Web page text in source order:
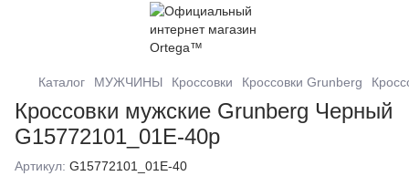
Каталог МУЖЧИНЫ Кроссовки Кроссовки Grunberg
Кроссовки мужские Grunberg Черный
G15772101_01E-40р
Артикул: G15772101_01E-40